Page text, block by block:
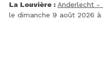
La Louvière : Anderlecht -
le dimanche 9 août 2026 à